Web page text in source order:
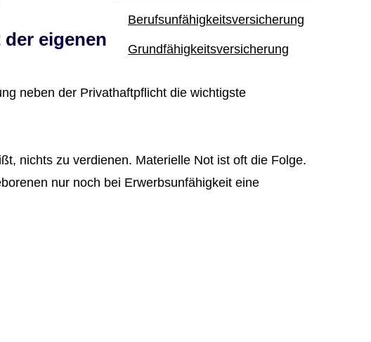
Berufs­unfähig­keitsversicherung
Grundfähigkeitsversicherung
eigenen
neben der Privathaftpflicht die wichtigste
nichts zu verdienen. Materielle Not ist oft die Folge.
nur noch bei Erwerbsunfähigkeit eine